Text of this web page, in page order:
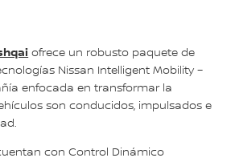
ofrece un robusto paquete de
Nissan Intelligent Mobility –
enfocada en transformar la
son conducidos, impulsados e
con Control Dinámico